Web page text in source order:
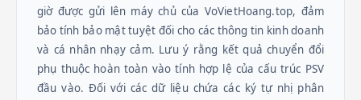
giờ được gửi lên máy chủ của VoVietHoang.top, đảm
bảo tính bảo mật tuyệt đối cho các thông tin kinh doanh
và cá nhân nhạy cảm. Lưu ý rằng kết quả chuyển đổi
phụ thuộc hoàn toàn vào tính hợp lệ của cấu trúc PSV
đầu vào. Đối với các dữ liệu chứa các ký tự nhị phân